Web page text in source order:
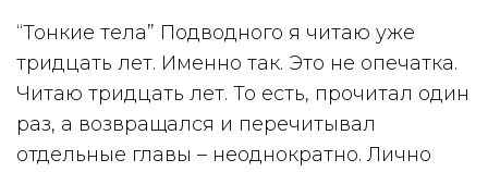
“Тонкие тела” Подводного я читаю уже
тридцать лет. Именно так. Это не опечатка.
Читаю тридцать лет. То есть, прочитал один
раз, а возвращался и перечитывал
отдельные главы – неоднократно. Лично